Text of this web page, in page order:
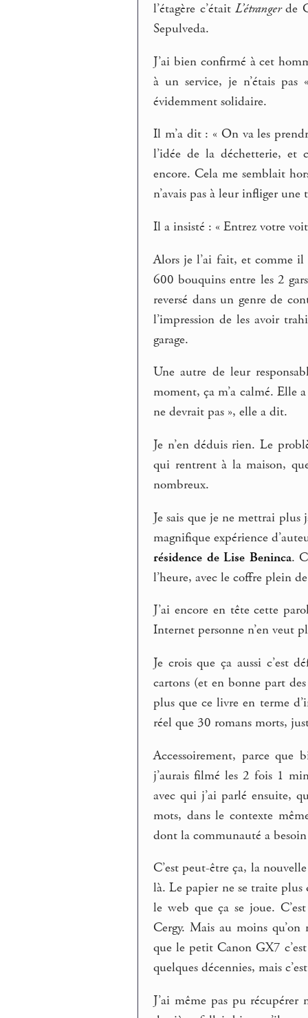
l’étagère c’était L’étrangerde
Sepulveda.
J’ai bien confirmé à cet
à un service, je n’étais
évidemment solidaire.
Il m’a dit : « On va les
l’idée de la déchetterie, et
encore. Cela me semblait
n’avais pas à leur infliger une
Il a insisté : « Entrez votre
Alors je l’ai fait, et comme
600 bouquins entre les 2
reversé dans un genre de
l’impression de les avoir
garage.
Une autre de leur
moment, ça m’a calmé. Elle
ne devrait pas », elle a dit.
Je n’en déduis rien. Le
qui rentrent à la maison,
nombreux.
Je sais que je ne mettrai plus
magnifique expérience
résidence de Lise Beninca.
l’heure, avec le coffre plein
J’ai encore en tête cette
Internet personne n’en veut
Je crois que ça aussi c’est
cartons (et en bonne part
plus que ce livre en terme
réel que 30 romans morts,
Accessoirement, parce
j’aurais filmé les 2 fois 1
avec qui j’ai parlé ensuite,
mots, dans le contexte
dont la communauté a
C’est peut-être ça, la
là. Le papier ne se traite plus
le web que ça se joue.
Cergy. Mais au moins
que le petit Canon GX7
quelques décennies, mais
J’ai même pas pu récupérer